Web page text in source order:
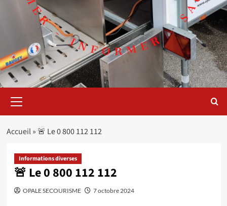
principal
Accueil» 🚨 Le 0 800 112 112
Informations diverses
🚨 Le 0 800 112 112
OPALE SECOURISME 7 octobre 2024